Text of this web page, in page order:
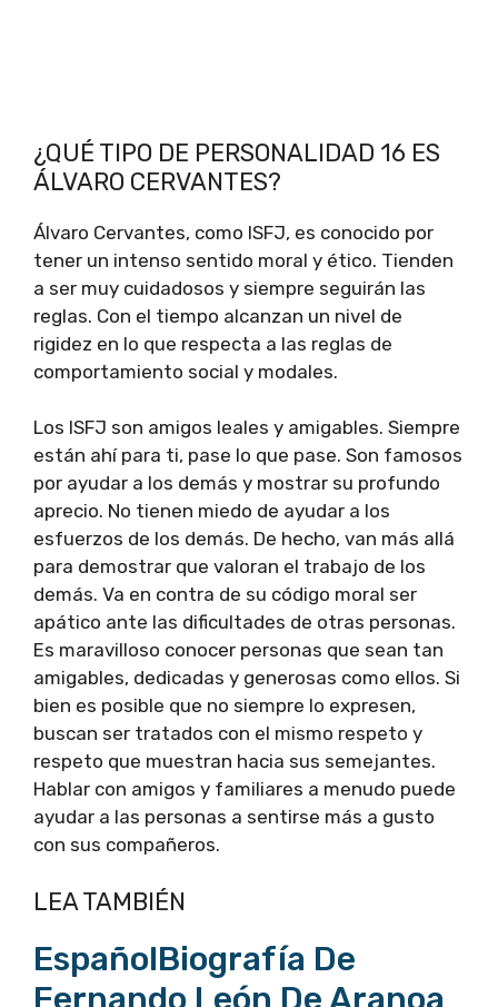
¿QUÉ TIPO DE PERSONALIDAD 16 ES
ÁLVARO CERVANTES?
Álvaro Cervantes, como ISFJ, es conocido por
tener un intenso sentido moral y ético. Tienden
a ser muy cuidadosos y siempre seguirán las
reglas. Con el tiempo alcanzan un nivel de
rigidez en lo que respecta a las reglas de
comportamiento social y modales.
Los ISFJ son amigos leales y amigables. Siempre
están ahí para ti, pase lo que pase. Son famosos
por ayudar a los demás y mostrar su profundo
aprecio. No tienen miedo de ayudar a los
esfuerzos de los demás. De hecho, van más allá
para demostrar que valoran el trabajo de los
demás. Va en contra de su código moral ser
apático ante las dificultades de otras personas.
Es maravilloso conocer personas que sean tan
amigables, dedicadas y generosas como ellos. Si
bien es posible que no siempre lo expresen,
buscan ser tratados con el mismo respeto y
respeto que muestran hacia sus semejantes.
Hablar con amigos y familiares a menudo puede
ayudar a las personas a sentirse más a gusto
con sus compañeros.
LEA TAMBIÉN
EspañolBiografía De
Fernando León De Aranoa